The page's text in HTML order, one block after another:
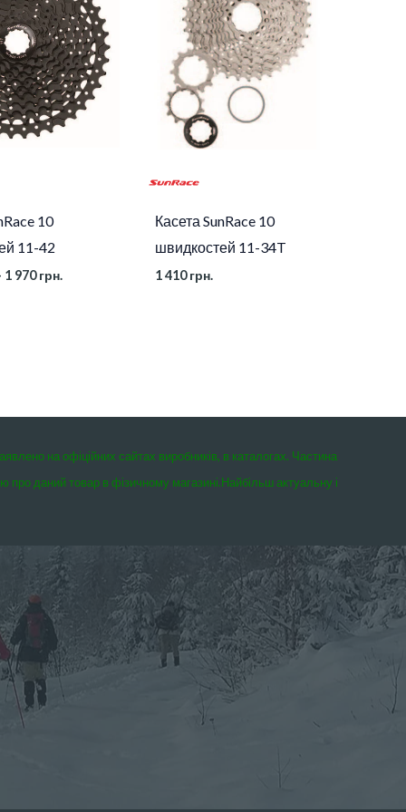
10
11-42
1 970грн.
730 грн.
до
1
970 грн.
Касета SunRace 10
швидкостей 11-34T
1 410грн.
на офіційних сайтах виробників, в каталогах. Частина
про даний товар в фізичному магазині.Найбільш актуальну і